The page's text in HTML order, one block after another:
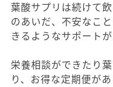
葉酸サプリは続けて
のあいだ、不安なこ
きるようなサポート
栄養相談ができたり
り、お得な定期便が